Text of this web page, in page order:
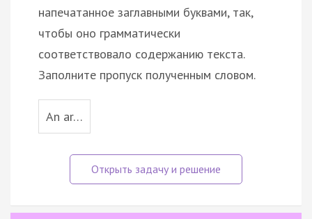
напечатанное заглавными буквами, так,
чтобы оно грамматически
соответствовало содержанию текста.
Заполните пропуск полученным словом.
An ar…